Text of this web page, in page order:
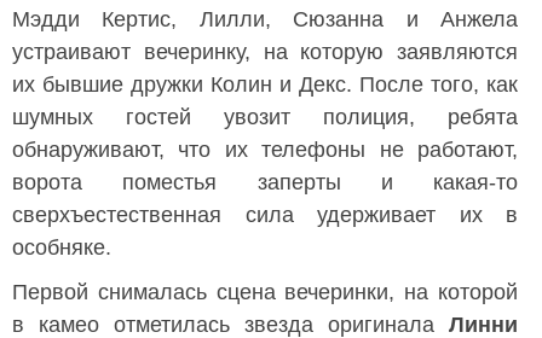
Мэдди Кертис, Лилли, Сюзанна и Анжела
устраивают вечеринку, на которую заявляются
их бывшие дружки Колин и Декс. После того, как
шумных гостей увозит полиция, ребята
обнаруживают, что их телефоны не работают,
ворота поместья заперты и какая-то
сверхъестественная сила удерживает их в
особняке.
Первой снималась сцена вечеринки, на которой
в камео отметилась звезда оригинала Линни